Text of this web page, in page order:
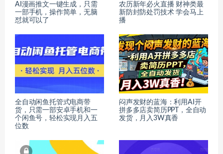
AI漫画推文一键生成，只需
一部手机，操作简单，无脑
怼就可以了
农历新年必火直播 财神类最
新防封防处罚技术 学会马上
播
全自动闲鱼托管式电商带
货，只需一部安卓手机和一
个闲鱼号，轻松实现月入五
位数
闷声发财的蓝海：利用AI开
拼多多店卖简历PPT，全自动
发货，月入3W真香